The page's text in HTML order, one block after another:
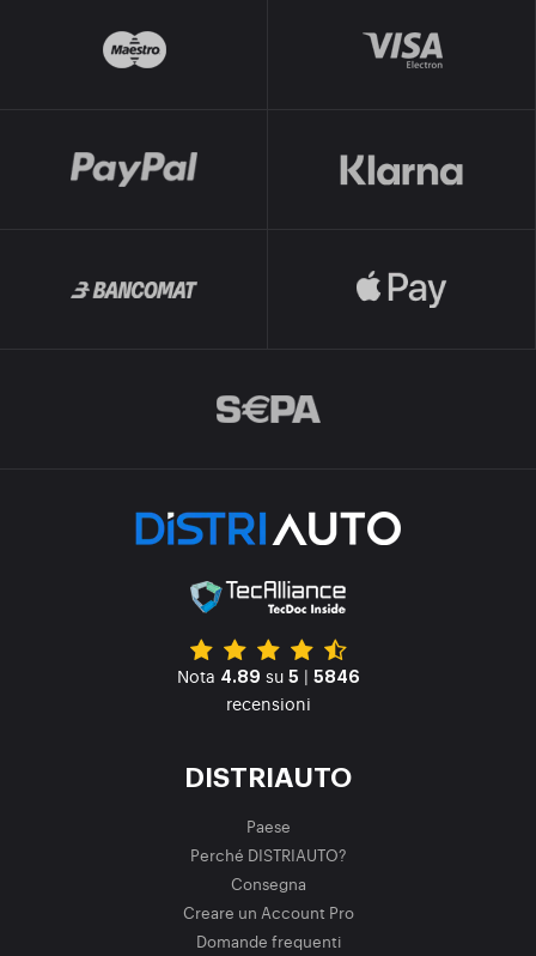
Nota 4.89 su 5 | 5846
recensioni
DISTRIAUTO
Paese
Perché DISTRIAUTO?
Consegna
Creare un Account Pro
Domande frequenti